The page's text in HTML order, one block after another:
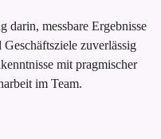
darin, messbare Ergebnisse
zuverlässig
mit pragmischer
im Team.